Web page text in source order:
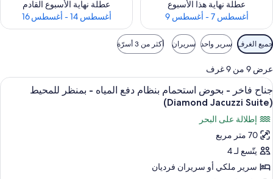
عطلة نهاية هذا الأسبوع
أغسطس 7 - أغسطس 9
عطلة نهاية الأسبوع القادم
أغسطس 14 - أغسطس 16
عوامل
التصفية
المتاحة
للغرف
جميع الغرف سرير واحد سريران أكثر من 3 أسرّة
عرض 9 من 9 غرف
استعراض
جميع
صور
جناح
فاخر
-
بحوض
أغطية فراش متميزة وميني بار وخزنة
8
جناح فاخر - بحوض استحمام بنظام دفع المياه - بمنظر للمحيط
(Diamond Jacuzzi Suite)
إطلالة على البحر
70 متر مربع
يتّسع لـ 4
سرير ملكي‫‬ أو سريران فرديان